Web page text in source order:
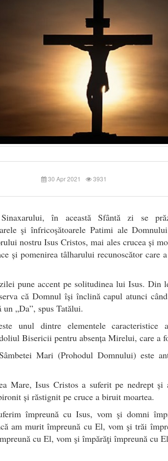
30 Apr 2021 3931
în această Sfântă zi se
şi înfricoşătoarele Patimi ale
nostru Isus Cristos, mai ales crucea și
și pomenirea tâlharului recunoscător care
pune accent pe solitudinea lui Isus. Din
că Domnul își înclină capul atunci
un „Da”, spus Tatălui.
unul dintre elementele caracteristice
Bisericii pentru absența Mirelui, care a
Mari (Prohodul Domnului) este
Mare, Isus Cristos a suferit pe nedrept și
și răstignit pe cruce a biruit moartea.
împreună cu Isus, vom şi domni
am murit împreună cu El, vom şi trăi
cu El, vom şi împărăţi împreună cu